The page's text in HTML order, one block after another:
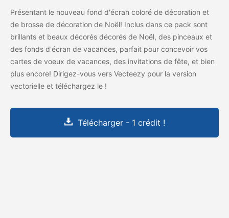
Présentant le nouveau fond d'écran coloré de décoration et
de brosse de décoration de Noël! Inclus dans ce pack sont
brillants et beaux décorés décorés de Noël, des pinceaux et
des fonds d'écran de vacances, parfait pour concevoir vos
cartes de voeux de vacances, des invitations de fête, et bien
plus encore! Dirigez-vous vers Vecteezy pour la version
vectorielle et téléchargez le !
Télécharger - 1 crédit !